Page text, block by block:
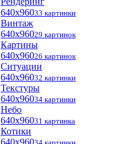
640x96033 картинки
Винтаж
640x96029 картинок
Картины
640x96026 картинок
Ситуации
640x96032 картинки
Текстуры
640x96034 картинки
Небо
640x96031 картинка
Котики
640x960